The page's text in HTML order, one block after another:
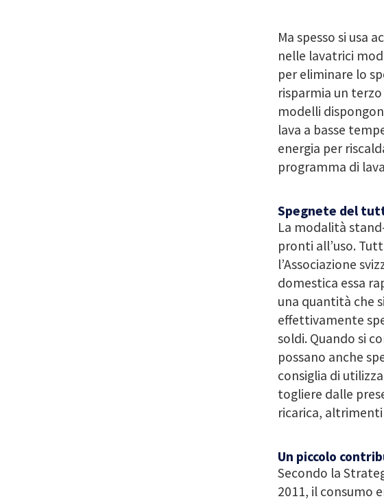
Ma spesso si usa
nelle lavatrici
per eliminare lo
risparmia un
modelli
lava a basse
energia per
programma di
Spegnete del
La modalità
pronti all’uso.
l’Associazione
domestica essa
una quantità che
effettivamente
soldi. Quando si
possano anche
consiglia di
togliere dalle
ricarica,
Un piccolo
Secondo la
2011, il consumo